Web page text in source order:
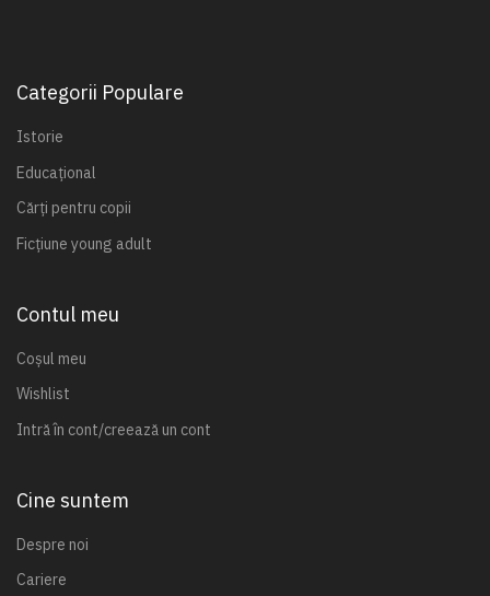
Categorii Populare
Istorie
Educațional
Cărți pentru copii
Ficțiune young adult
Contul meu
Coșul meu
Wishlist
Intră în cont/creează un cont
Cine suntem
Despre noi
Cariere